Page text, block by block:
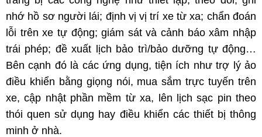
nhớ hồ sơ người lái; định vị vị trí xe từ xa; chẩn đoán
lỗi trên xe tự động; giám sát và cảnh báo xâm nhập
trái phép; đề xuất lịch bảo trì/bảo dưỡng tự động…
Bên cạnh đó là các ứng dụng, tiện ích như trợ lý ảo
điều khiển bằng giọng nói, mua sắm trực tuyến trên
xe, cập nhật phần mềm từ xa, lên lịch sạc pin theo
thói quen sử dụng hay điều khiển các thiết bị thông
minh ở nhà.